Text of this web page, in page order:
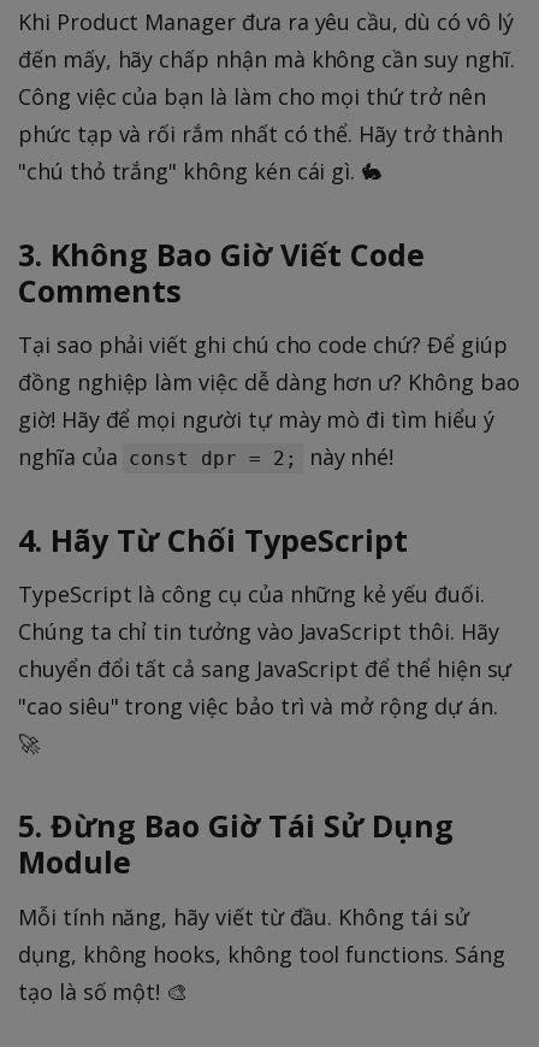
Khi Product Manager đưa ra yêu cầu, dù có vô lý
đến mấy, hãy chấp nhận mà không cần suy nghĩ.
Công việc của bạn là làm cho mọi thứ trở nên
phức tạp và rối rắm nhất có thể. Hãy trở thành
"chú thỏ trắng" không kén cái gì. 🐇
3. Không Bao Giờ Viết Code
Comments
Tại sao phải viết ghi chú cho code chứ? Để giúp
đồng nghiệp làm việc dễ dàng hơn ư? Không bao
giờ! Hãy để mọi người tự mày mò đi tìm hiểu ý
nghĩa của const dpr = 2; này nhé!
4. Hãy Từ Chối TypeScript
TypeScript là công cụ của những kẻ yếu đuối.
Chúng ta chỉ tin tưởng vào JavaScript thôi. Hãy
chuyển đổi tất cả sang JavaScript để thể hiện sự
"cao siêu" trong việc bảo trì và mở rộng dự án.
🚀
5. Đừng Bao Giờ Tái Sử Dụng
Module
Mỗi tính năng, hãy viết từ đầu. Không tái sử
dụng, không hooks, không tool functions. Sáng
tạo là số một! 🎨